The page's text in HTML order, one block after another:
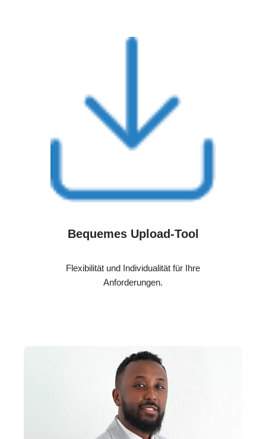
Bequemes Upload-Tool
Flexibilität und Individualität für Ihre
Anforderungen.